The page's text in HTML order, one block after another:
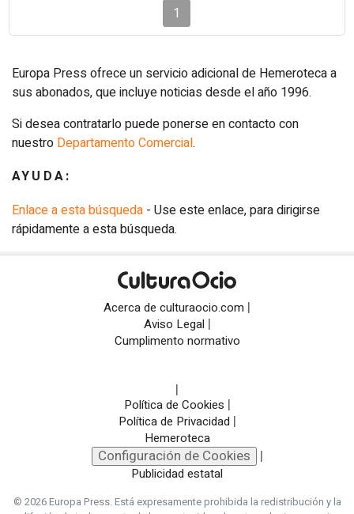
1
Europa Press ofrece un servicio adicional de Hemeroteca a
sus abonados, que incluye noticias desde el año 1996.
Si desea contratarlo puede ponerse en contacto con
nuestro Departamento Comercial.
AYUDA:
Enlace a esta búsqueda - Use este enlace, para dirigirse
rápidamente a esta búsqueda.
Acerca de culturaocio.com |
Aviso Legal |
Cumplimento normativo
|
Política de Cookies |
Política de Privacidad |
Hemeroteca
Configuración de Cookies |
Publicidad estatal
© 2026 Europa Press.Está expresamente prohibida la redistribución y la